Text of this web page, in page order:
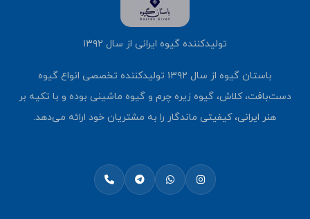
تولیدکننده گیوه ایرانی از سال ۱۳۹۲
باستان گیوه از سال ۱۳۹۲ تولیدکننده تخصصی انواع گیوه
دست‌بافت، کلاش، گیوه زیره چرم و گیوه ماشینی بوده و با تکیه بر
هنر ایرانی، کیفیتی ماندگار را به مشتریان خود ارائه می‌دهد.